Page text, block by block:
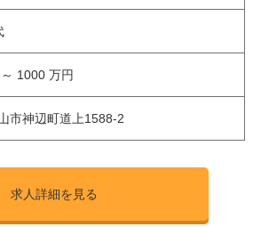
1000 万円
市神辺町道上1588-2
求人詳細を見る